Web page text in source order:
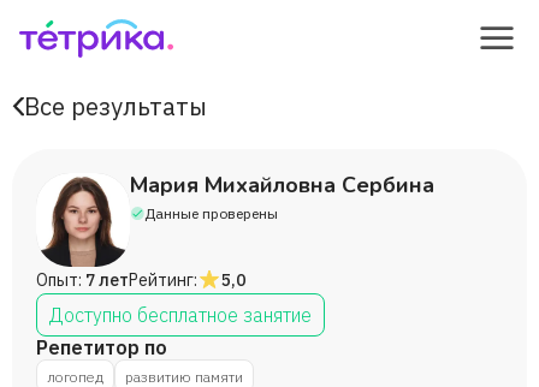
Все результаты
Мария Михайловна Сербина
Данные проверены
Опыт: 7 летРейтинг: 5,0
Доступно бесплатное занятие
Репетитор по
логопед развитию памяти